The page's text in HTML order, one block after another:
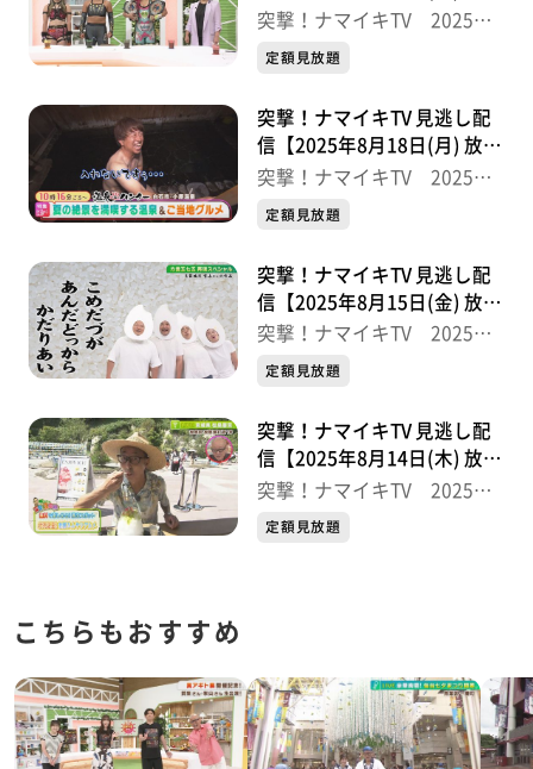
分】
突撃！ナマイキTV 2025後
半
定額見放題
突撃！ナマイキTV 見逃し配
信【2025年8月18日(月) 放送
分】
突撃！ナマイキTV 2025後
半
定額見放題
突撃！ナマイキTV 見逃し配
信【2025年8月15日(金) 放送
分】
突撃！ナマイキTV 2025後
半
定額見放題
突撃！ナマイキTV 見逃し配
信【2025年8月14日(木) 放送
分】
突撃！ナマイキTV 2025後
半
定額見放題
こちらもおすすめ